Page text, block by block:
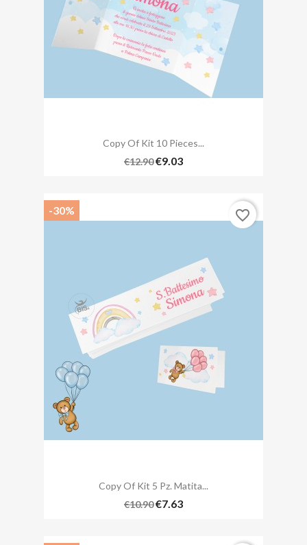
Copy Of Kit 10 Pieces...
€12.90€9.03
Copy Of Kit 5 Pz. Matita...
€10.90€7.63
-30% favorite_border